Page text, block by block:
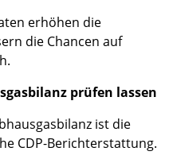
erhöhen die
die Chancen auf
prüfen lassen
ist die
CDP-Berichterstattung.